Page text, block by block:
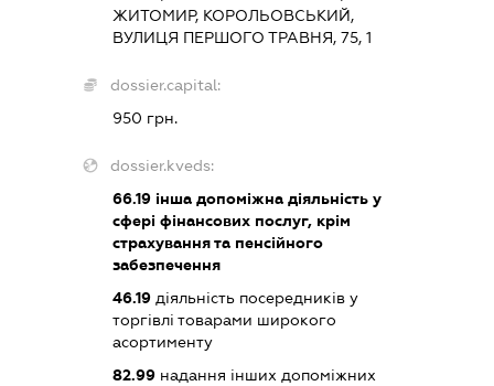
ЖИТОМИР, КОРОЛЬОВСЬКИЙ,
ВУЛИЦЯ ПЕРШОГО ТРАВНЯ, 75, 1
dossier.capital:
950 грн.
dossier.kveds:
66.19 інша допоміжна діяльність у
сфері фінансових послуг, крім
страхування та пенсійного
забезпечення
46.19 діяльність посередників у
торгівлі товарами широкого
асортименту
82.99 надання інших допоміжних